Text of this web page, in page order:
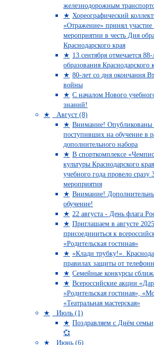
железнодорожным
Хореографический
«Отражение» принял
мероприятии в честь Дня
Краснодарского края
13 сентября отмечается
образования Краснодарского
80-лет со дня окончания
войны
С началом Нового
знаний!
Август (8)
Внимание! Опубликованы
поступивших на обучение в
дополнительного набора
В спорткомплексе
культуры Краснодарского
учебного года провело сразу
мероприятия
Внимание!
обучение!
22 августа - День флага
Приглашаем в августе
присоединиться к
«Родительская гостиная»
«Клади трубку!».
правилах защиты от
Семейные конкурсы
Всероссийские акции
«Родительская гостиная»,
«Театральная мастерская»
Июль (1)
Поздравляем с Днём
💞
Июнь (6)